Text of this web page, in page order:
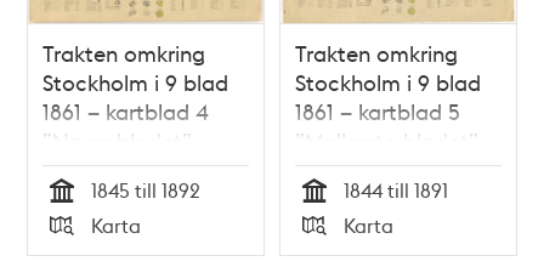
Trakten omkring
Stockholm i 9 blad
1861 – kartblad 4
”Norra bladet”,
översett 1892
Tid
1845 till 1892
Typ
Karta
Trakten omkring
Stockholm i 9 blad
1861 – kartblad 5
”Mellersta bladet”,
översett 1891
Tid
1844 till 1891
Typ
Karta